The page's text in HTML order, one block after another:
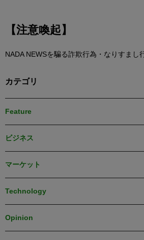
【注意喚起】
NADA NEWSを騙る詐欺行為・なりすまし
カテゴリ
Feature
ビジネス
マーケット
Technology
Opinion